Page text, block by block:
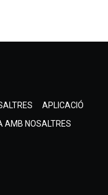
APLICACIÓ
AMB NOSALTRES